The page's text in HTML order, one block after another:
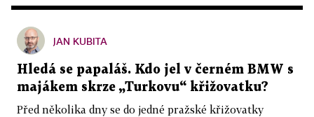
JAN KUBITA
Hledá se papaláš. Kdo jel v černém BMW s
majákem skrze „Turkovu“ křižovatku?
Před několika dny se do jedné pražské křižovatky